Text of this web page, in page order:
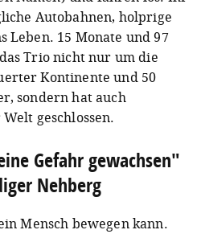
Autobahnen, holprige
Leben. 15 Monate und 97
Trio nicht nur um die
Kontinente und 50
sondern hat auch
geschlossen.
Gefahr gewachsen"
Nehberg
Mensch bewegen kann.